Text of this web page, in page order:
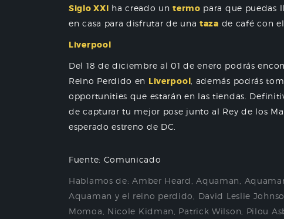
Siglo XXI ha creado untermo para que puedas
en casa para disfrutar de una taza de café con
Liverpool
Del 18 de diciembre al 01 de enero podrás
Reino Perdido en Liverpool , además podrás
opportunities que estarán en las tiendas.
de capturar tu mejor pose junto al Rey de los
esperado estreno de DC.
Fuente: Comunicado
Hablamos de:Amber Heard ,Aquaman
Aquaman y el reino perdido
David Leslie
Momoa
Nicole Kidman Patrick Wilson Pilou